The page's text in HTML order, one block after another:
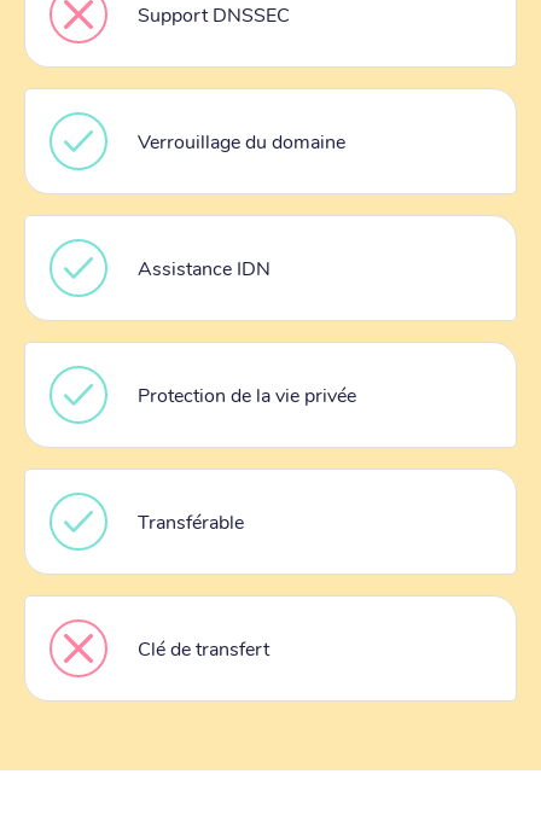
Support DNSSEC
Verrouillage du domaine
Assistance IDN
Protection de la vie privée
Transférable
Clé de transfert